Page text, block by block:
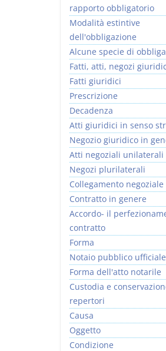
rapporto obbligatorio
Modalità estintive
dell'obbligazione
Alcune specie di
Fatti, atti, negozi
Fatti giuridici
Prescrizione
Decadenza
Atti giuridici in senso
Negozio giuridico in
Atti negoziali unilaterali
Negozi plurilaterali
Collegamento negoziale
Contratto in genere
Accordo- il
contratto
Forma
Notaio pubblico ufficiale
Forma dell'atto notarile
Custodia e
repertori
Causa
Oggetto
Condizione